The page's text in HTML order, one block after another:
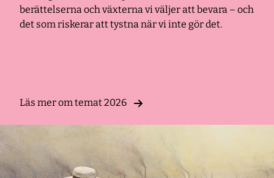
berättelserna och växterna vi väljer att bevara – och
det som riskerar att tystna när vi inte gör det.
Läs mer om temat 2026